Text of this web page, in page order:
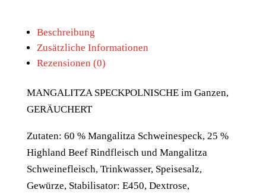
Beschreibung
Zusätzliche Informationen
Rezensionen (0)
MANGALITZA SPECKPOLNISCHE im Ganzen,
GERÄUCHERT
Zutaten: 60 % Mangalitza Schweinespeck, 25 %
Highland Beef Rindfleisch und Mangalitza
Schweinefleisch, Trinkwasser, Speisesalz,
Gewürze, Stabilisator: E450, Dextrose,